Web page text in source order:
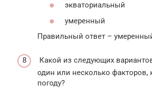
экваториальный
умеренный
Правильный ответ –
Какой из следующих
один или несколько
погоду?